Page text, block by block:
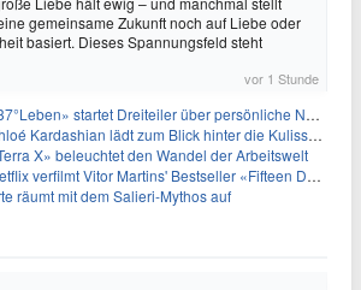
gemeinsame Zukunft noch auf Liebe oder
basiert. Dieses Spannungsfeld steht
vor 1 Stunde
startet Dreiteiler über persönliche Neuanfänge
Kardashian lädt zum Blick hinter die Kulissen ihres Freundeskreises
X» beleuchtet den Wandel der Arbeitswelt
verfilmt Vitor Martins' Bestseller «Fifteen Days»
räumt mit dem Salieri-Mythos auf